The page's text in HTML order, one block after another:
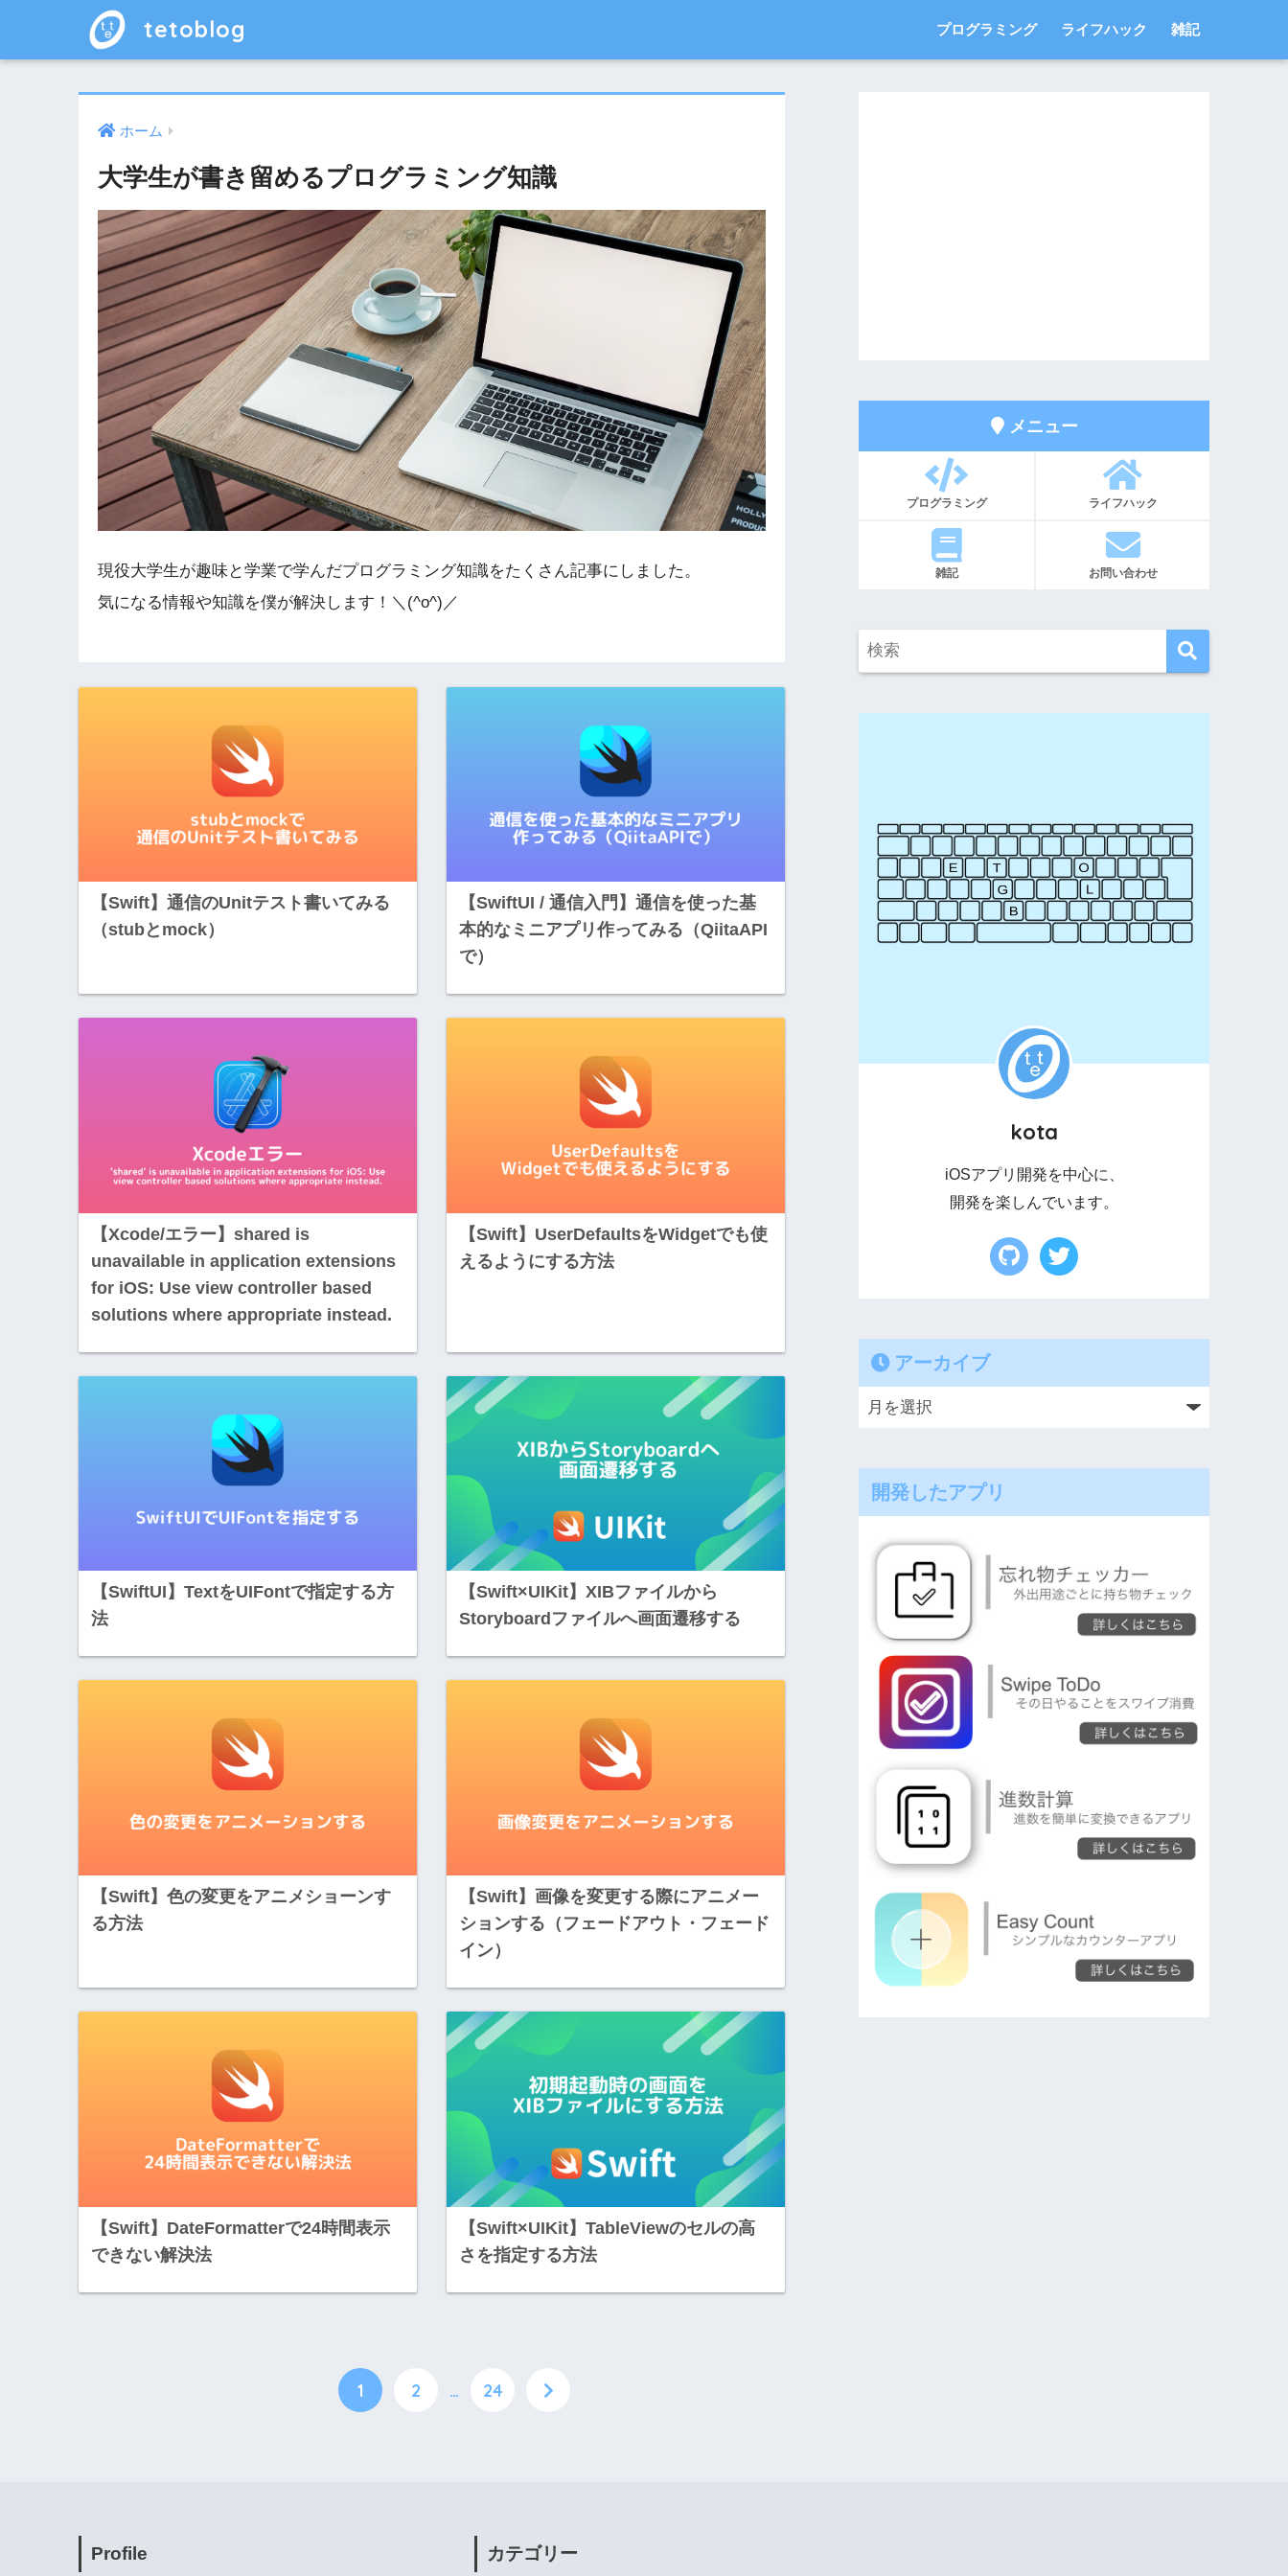
tetoblog プログラミング ライフハック 雑記
ホーム
大学生が書き留めるプログラミング知識
現役大学生が趣味と学業で学んだプログラミング知識をたくさん記事にしました。
気になる情報や知識を僕が解決します！＼(^o^)／
【Swift】通信のUnitテスト書いてみる
（stubとmock）
【SwiftUI / 通信入門】通信を使った基
本的なミニアプリ作ってみる（QiitaAPI
で）
【Xcode/エラー】shared is
unavailable in application extensions
for iOS: Use view controller based
solutions where appropriate instead.
【Swift】UserDefaultsをWidgetでも使
えるようにする方法
【SwiftUI】TextをUIFontで指定する方
法
【Swift×UIKit】XIBファイルから
Storyboardファイルへ画面遷移する
【Swift】色の変更をアニメショーンす
る方法
【Swift】画像を変更する際にアニメー
ションする（フェードアウト・フェード
イン）
【Swift】DateFormatterで24時間表示
できない解決法
【Swift×UIKit】TableViewのセルの高
さを指定する方法
1 2 … 24
メニュー
プログラミング ライフハック
雑記 お問い合わせ
kota
iOSアプリ開発を中心に、
開発を楽しんでいます。
アーカイブ
開発したアプリ
Profile カテゴリー